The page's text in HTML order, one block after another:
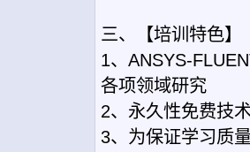
三、【培训特色】
1、ANSYS-
各项领域研究
2、永久性免费技
3、为保证学习质